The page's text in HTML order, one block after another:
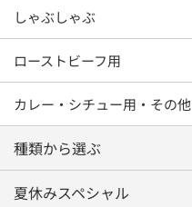
しゃぶしゃぶ
ローストビーフ用
カレー・シチュー用・その他
種類から選ぶ
夏休みスペシャル